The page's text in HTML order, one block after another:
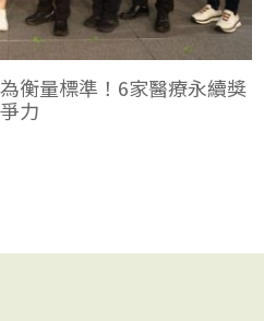
衡量標準！6家醫療永續獎
力